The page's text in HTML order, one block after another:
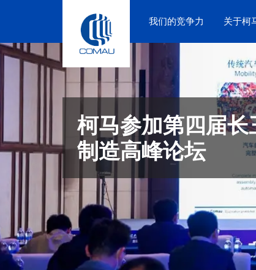
我们的竞争力 关于柯
柯马参加第四届长
制造高峰论坛